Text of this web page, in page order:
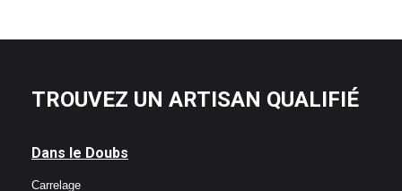
TROUVEZ UN ARTISAN QUALIFIÉ
Dans le Doubs
Carrelage